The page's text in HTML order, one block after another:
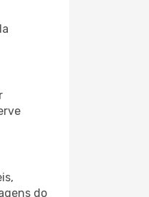
do